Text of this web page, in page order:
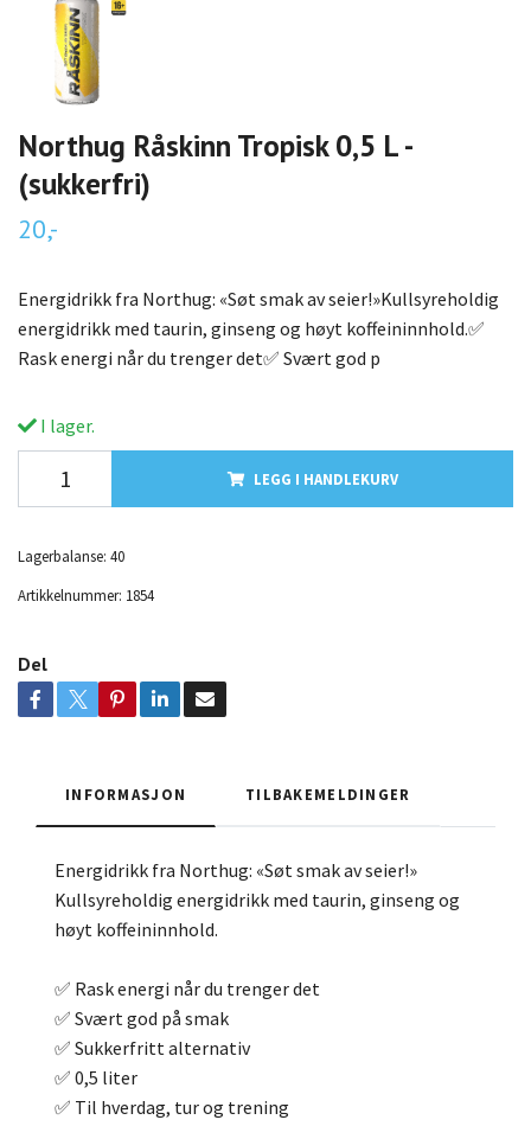
Northug Råskinn Tropisk 0,5 L -
(sukkerfri)
20,-
Energidrikk fra Northug: «Søt smak av seier!»Kullsyreholdig
energidrikk med taurin, ginseng og høyt koffeininnhold.✅
Rask energi når du trenger det✅ Svært god p
I lager.
LEGG I HANDLEKURV
Lagerbalanse: 40
Artikkelnummer: 1854
Del
INFORMASJON TILBAKEMELDINGER
Energidrikk fra Northug: «Søt smak av seier!»
Kullsyreholdig energidrikk med taurin, ginseng og
høyt koffeininnhold.
✅ Rask energi når du trenger det
✅ Svært god på smak
✅ Sukkerfritt alternativ
✅ 0,5 liter
✅ Til hverdag, tur og trening